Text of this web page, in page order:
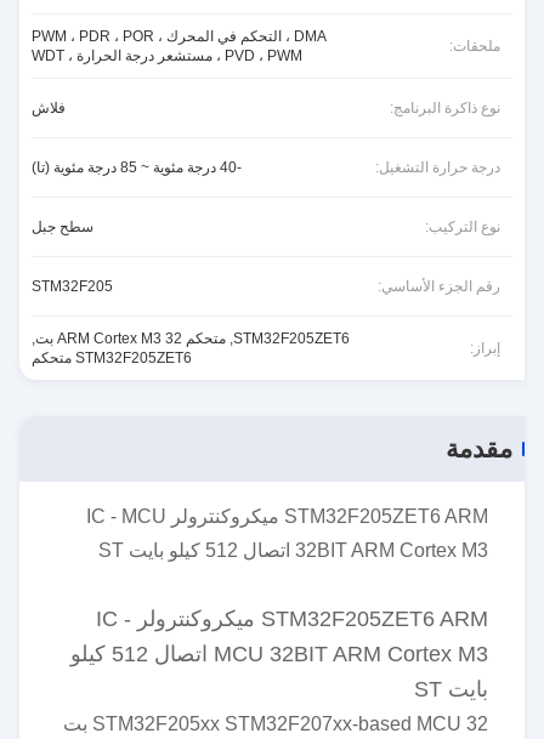
ملحقات:
DMA ، التحكم في المحرك PWM ، PDR ، POR ،
PVD ، PWM ، مستشعر درجة الحرارة ، WDT
نوع ذاكرة البرنامج: فلاش
درجة حرارة التشغيل: -40 درجة مئوية ~ 85 درجة مئوية (تا)
نوع التركيب: سطح جبل
رقم الجزء الأساسي: STM32F205
إبراز:
STM32F205ZET6
, متحكم ARM Cortex M3 32 بت
,
STM32F205ZET6 متحكم
مقدمة
STM32F205ZET6 ARM ميكروكنترولر IC - MCU
32BIT ARM Cortex M3 اتصال 512 كيلو بايت ST
STM32F205ZET6 ARM ميكروكنترولر IC -
MCU 32BIT ARM Cortex M3 اتصال 512 كيلو
بايت ST
STM32F205xx STM32F207xx-based MCU 32 بت